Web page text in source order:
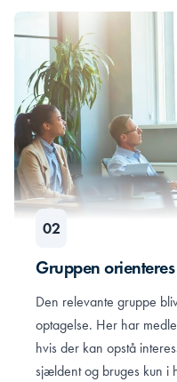
Gruppen orienteres
Den relevante gruppe
optagelse. Her har
hvis der kan opstå
sjældent og bruges kun i